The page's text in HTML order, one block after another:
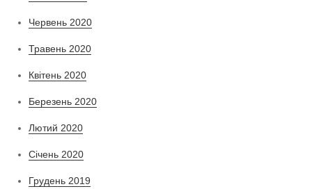
Червень 2020
Травень 2020
Квітень 2020
Березень 2020
Лютий 2020
Січень 2020
Грудень 2019